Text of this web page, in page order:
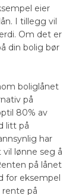
eier
I tillegg vil
Om det er
din bolig bør
boliglånet
på
80% av
litt på
har
lønne seg å
på lånet
for eksempel
rente på